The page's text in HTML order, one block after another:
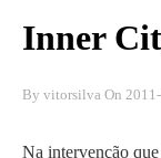
Inner
By vitorsilva On
Na intervenção